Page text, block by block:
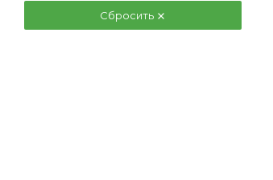
Сбросить